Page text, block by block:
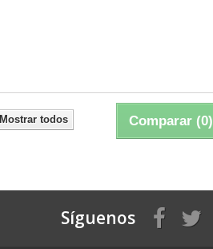
Comparar (0)
Mostrar todos
Síguenos